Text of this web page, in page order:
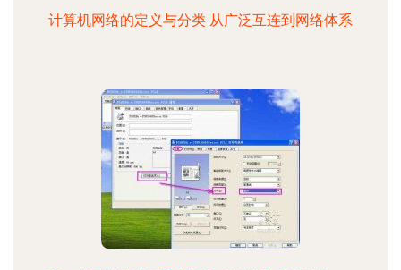
计算机网络的定义与分类 从广泛互连到网络体系